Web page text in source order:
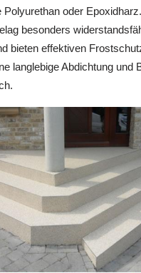
Polyurethan oder
besonders
bieten effektiven
langlebige Abdichtung und